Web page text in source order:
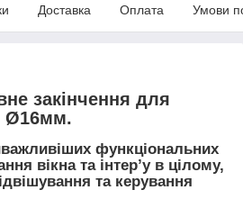
Доставка Оплата Умови
закінчення для
Ø16мм.
функціональних
вікна та інтер’у в цілому,
та керування